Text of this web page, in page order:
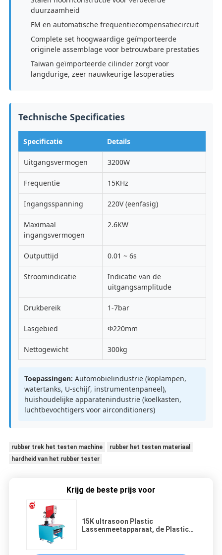
duurzaamheid
FM en automatische frequentiecompensatiecircuit
Complete set hoogwaardige geïmporteerde
originele assemblage voor betrouwbare prestaties
Taiwan geïmporteerde cilinder zorgt voor
langdurige, zeer nauwkeurige lasoperaties
Technische Specificaties
Specificatie Details
Uitgangsvermogen 3200W
Frequentie 15KHz
Ingangsspanning 220V (eenfasig)
Maximaal
ingangsvermogen
2.6KW
Outputtijd 0.01 ~ 6s
Stroomindicatie
Indicatie van de
uitgangsamplitude
Drukbereik 1-7bar
Lasgebied Φ220mm
Nettogewicht 300kg
Toepassingen: Automobielindustrie (koplampen,
watertanks, U-schijf, instrumentenpaneel),
huishoudelijke apparatenindustrie (koelkasten,
luchtbevochtigers voor airconditioners)
rubber trek het testen machine
rubber het testen materiaal
hardheid van het rubber tester
Krijg de beste prijs voor
15K ultrasoon Plastic
Lassenmeetapparaat, de Plastic